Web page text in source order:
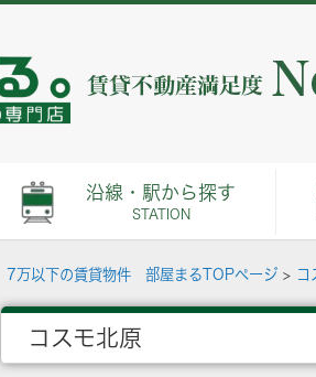
沿線・駅から探す
STATION
7万以下の賃貸物件 部屋まるTOPページ > コ
コスモ北原